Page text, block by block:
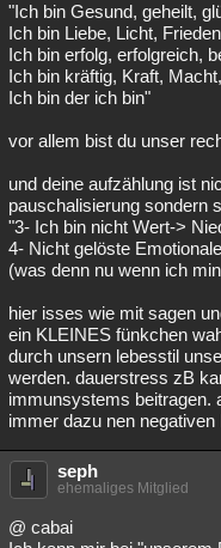
"Ich bin Gesund, geheilt,
Ich bin Liebe, Licht, Frieden
Ich bin erfolg, erfolgreich,
Ich bin kräftig, Kraft,
Ich bin der ich bin"
vor allem bist du unser
und deine aufzählung ist
pauschalisierung sondern
"3- Ich bin nicht Wert->
4- Nicht gelöste
(was denn nu wenn ich
hier isses wie mit sagen
ein KLEINES fünkchen
durch unsern lebesstil
werden. dauerstress zB
immunsystems beitragen.
immer dazu nen negativen
seph
ehemaliges Mitglied
@ cabai